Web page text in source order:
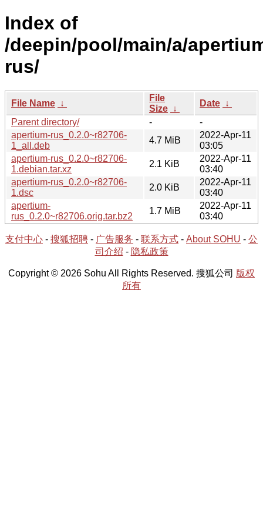
Index of
/deepin/pool/main/a/
rus/
File Name ↓
File
Size ↓
Date ↓
Parent directory/
-
-
apertium-rus_0.2.0~r82706-
1_all.deb
4.7 MiB
2022-Apr-11
03:05
apertium-rus_0.2.0~r82706-
1.debian.tar.xz
2.1 KiB
2022-Apr-11
03:40
apertium-rus_0.2.0~r82706-
1.dsc
2.0 KiB
2022-Apr-11
03:40
apertium-
rus_0.2.0~r82706.orig.tar.bz2
1.7 MiB
2022-Apr-11
03:40
支付中心 - 搜狐招聘 - 广告服务 - 联系方式 - About SOHU - 公
司介绍 - 隐私政策
Copyright © 2026 Sohu All Rights Reserved. 搜狐公司 版权
所有